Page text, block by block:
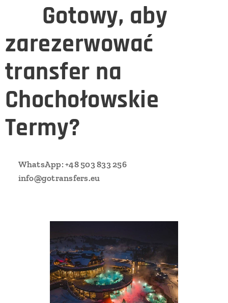
Gotowy, aby
zarezerwować
transfer na
Chochołowskie
Termy?
WhatsApp: +48 503 833 256
info@gotransfers.eu